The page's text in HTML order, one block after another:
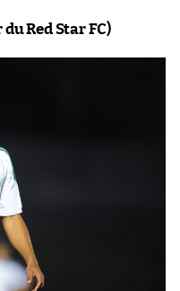
Red Star FC)